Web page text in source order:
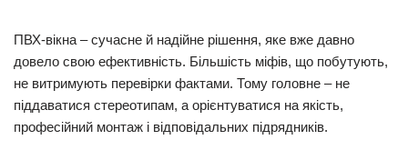
ПВХ-вікна – сучасне й надійне рішення, яке вже давно
довело свою ефективність. Більшість міфів, що побутують,
не витримують перевірки фактами. Тому головне – не
піддаватися стереотипам, а орієнтуватися на якість,
професійний монтаж і відповідальних підрядників.